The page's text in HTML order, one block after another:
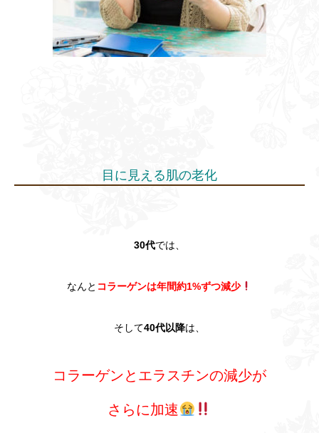
目に見える肌の老化
30代では、
なんと コラーゲンは年間約1%ずつ減少
そして40代以降は、
コラーゲンとエラスチンの減少が
さらに加速